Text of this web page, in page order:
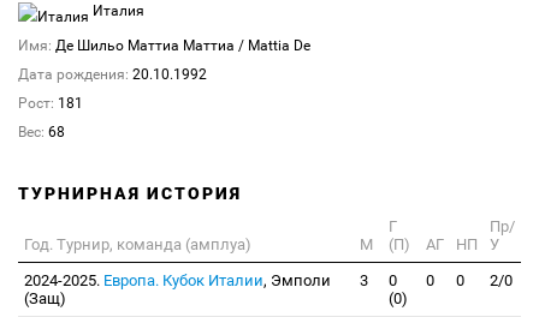
Италия
Имя: Де Шильо Маттиа Маттиа / Mattia De
Дата рождения: 20.10.1992
Рост: 181
Вес: 68
ТУРНИРНАЯ ИСТОРИЯ
Год. Турнир, команда (амплуа) М
Г
(П)
АГ НП
Пр/
У
2024-2025. Европа. Кубок Италии, Эмполи
(Защ)
3
0
(0)
0 0 2/0